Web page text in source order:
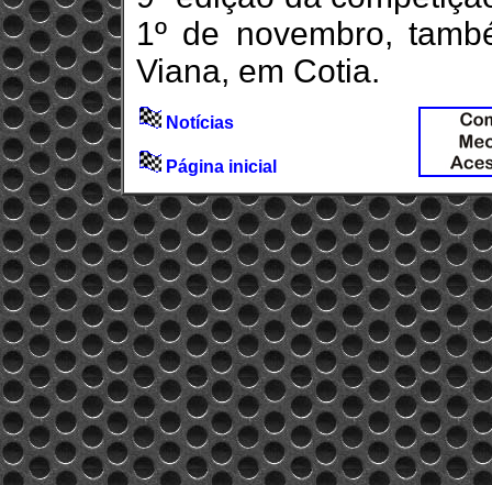
1º de novembro,
Viana, em Cotia.
Notícias
Página inicial